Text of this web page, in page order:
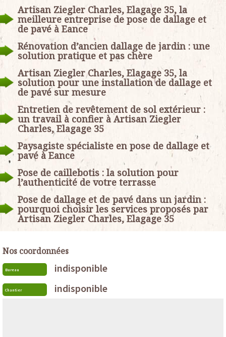
Artisan Ziegler Charles, Elagage 35, la
meilleure entreprise de pose de dallage et
de pavé à Eance
Rénovation d’ancien dallage de jardin : une
solution pratique et pas chère
Artisan Ziegler Charles, Elagage 35, la
solution pour une installation de dallage et
de pavé sur mesure
Entretien de revêtement de sol extérieur :
un travail à confier à Artisan Ziegler
Charles, Elagage 35
Paysagiste spécialiste en pose de dallage et
pavé à Eance
Pose de caillebotis : la solution pour
l’authenticité de votre terrasse
Pose de dallage et de pavé dans un jardin :
pourquoi choisir les services proposés par
Artisan Ziegler Charles, Elagage 35
Nos coordonnées
Bureau indisponible
Chantier indisponible